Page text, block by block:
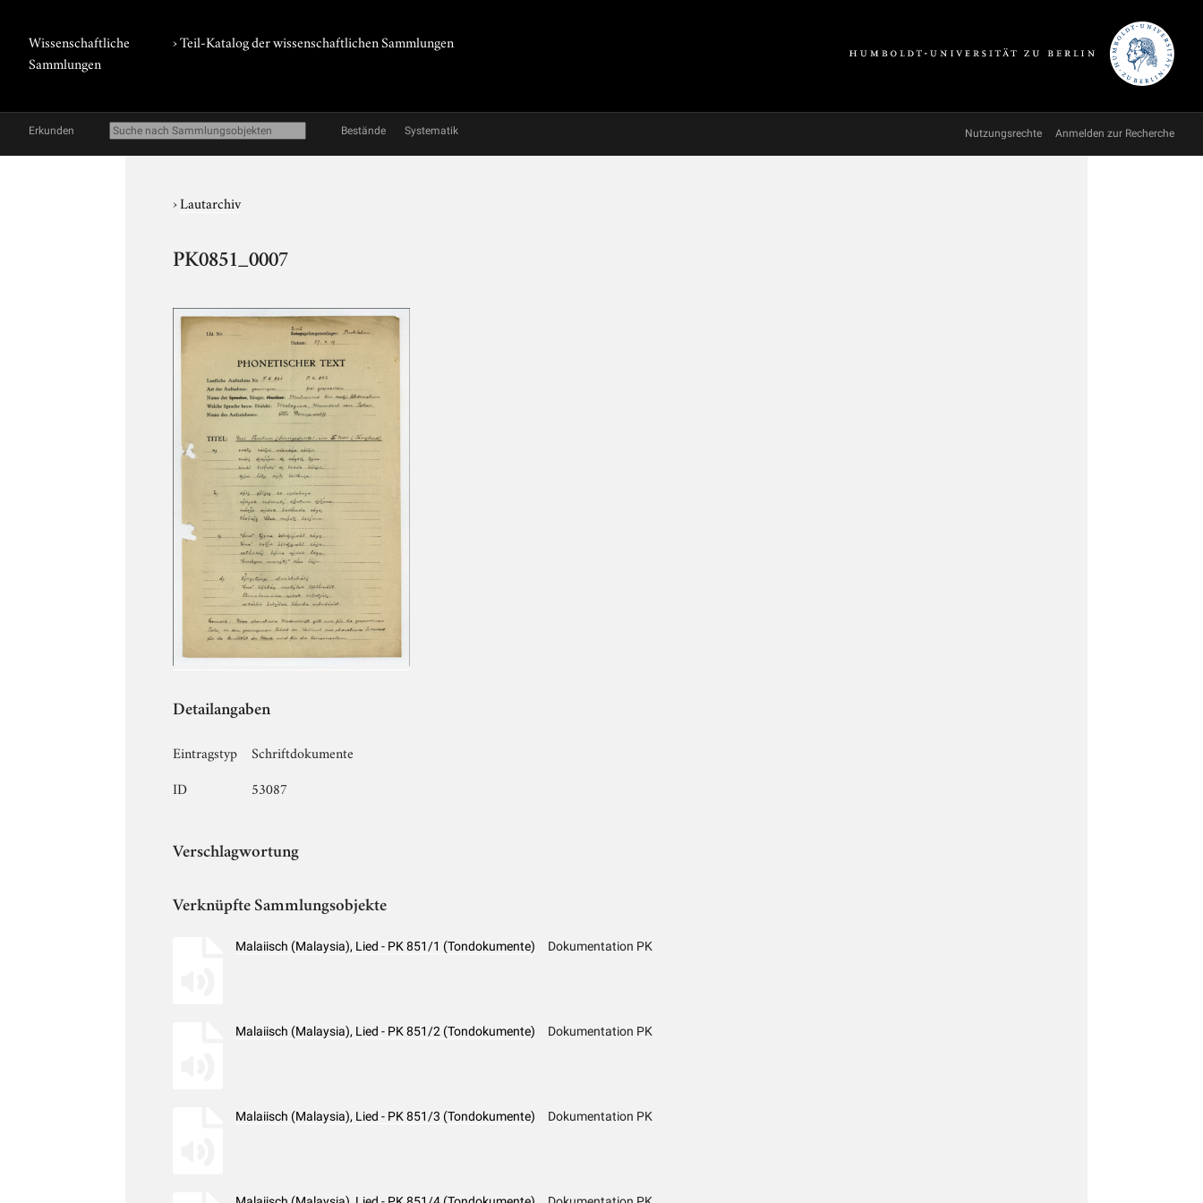
Wissenschaftliche
Sammlungen
› Teil-Katalog der wissenschaftlichen Sammlungen
Erkunden Bestände Systematik Nutzungsrechte Anmelden zur Recherche
›Lautarchiv
PK0851_0007
Detailangaben
Eintragstyp
Schriftdokumente
ID
53087
Verschlagwortung
Verknüpfte Sammlungsobjekte
Malaiisch (Malaysia), Lied - PK 851/1 (Tondokumente) Dokumentation PK
Malaiisch (Malaysia), Lied - PK 851/2 (Tondokumente) Dokumentation PK
Malaiisch (Malaysia), Lied - PK 851/3 (Tondokumente) Dokumentation PK